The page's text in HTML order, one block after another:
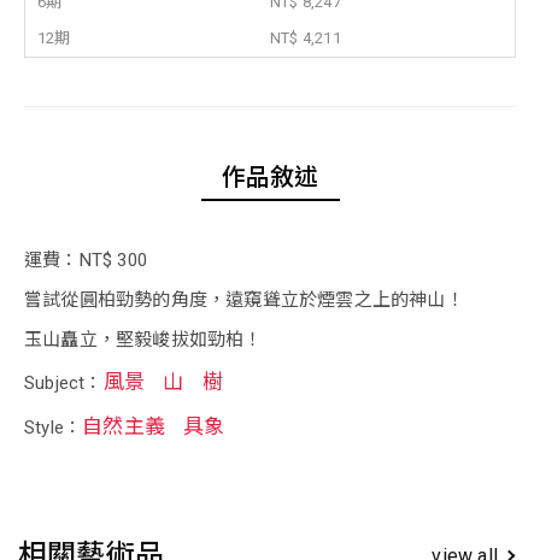
12期
NT$ 4,211
作品敘述
運費：NT$ 300
嘗試從圓柏勁勢的角度，遠窺聳立於煙雲之上的神山！
玉山矗立，堅毅峻拔如勁柏！
Subject： 風景 山 樹
Style： 自然主義 具象